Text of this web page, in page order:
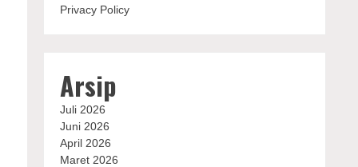
Privacy Policy
Arsip
Juli 2026
Juni 2026
April 2026
Maret 2026